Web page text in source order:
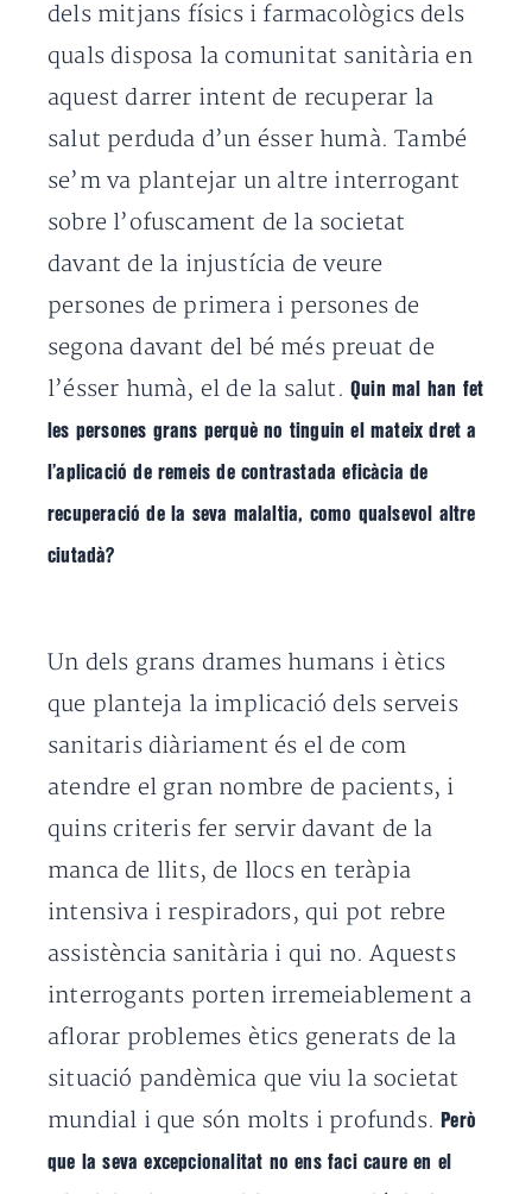
dels mitjans físics i farmacològics dels
quals disposa la comunitat sanitària en
aquest darrer intent de recuperar la
salut perduda d’un ésser humà. També
se’m va plantejar un altre interrogant
sobre l’ofuscament de la societat
davant de la injustícia de veure
persones de primera i persones de
segona davant del bé més preuat de
l’ésser humà, el de la salut. Quin mal han fet
les persones grans perquè no tinguin el mateix dret a
l’aplicació de remeis de contrastada eficàcia de
recuperació de la seva malaltia, como qualsevol altre
ciutadà?
Un dels grans drames humans i ètics
que planteja la implicació dels serveis
sanitaris diàriament és el de com
atendre el gran nombre de pacients, i
quins criteris fer servir davant de la
manca de llits, de llocs en teràpia
intensiva i respiradors, qui pot rebre
assistència sanitària i qui no. Aquests
interrogants porten irremeiablement a
aflorar problemes ètics generats de la
situació pandèmica que viu la societat
mundial i que són molts i profunds.Però
que la seva excepcionalitat no ens faci caure en el